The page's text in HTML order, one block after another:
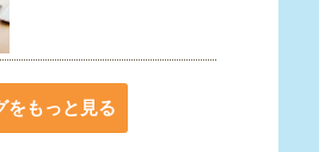
をもっと見る